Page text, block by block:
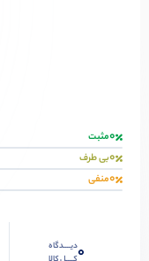
0مثبت
0بی طرف
0منفی
0دیــــدگاه